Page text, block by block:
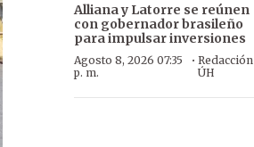
Alliana y Latorre se reúnen
con gobernador brasileño
para impulsar inversiones
Agosto 8, 2026 07:35
p. m.
·Redacción
ÚH